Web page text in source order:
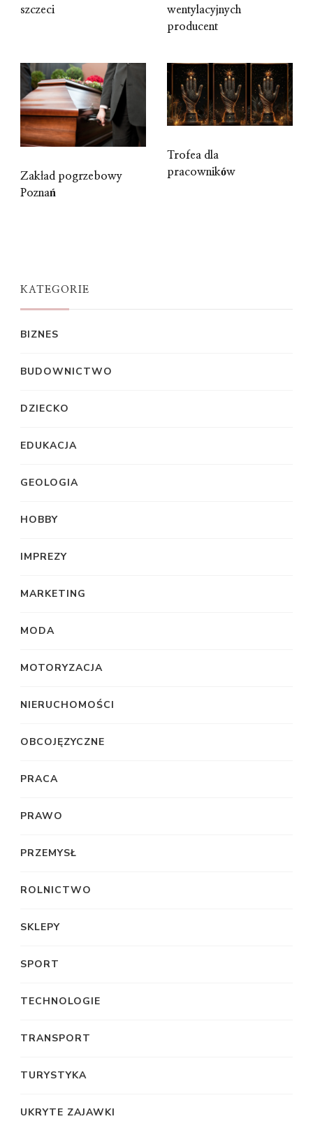
szczeci
wentylacyjnych
producent
Zakład pogrzebowy
Poznań
Trofea dla
pracowników
KATEGORIE
BIZNES
BUDOWNICTWO
DZIECKO
EDUKACJA
GEOLOGIA
HOBBY
IMPREZY
MARKETING
MODA
MOTORYZACJA
NIERUCHOMOŚCI
OBCOJĘZYCZNE
PRACA
PRAWO
PRZEMYSŁ
ROLNICTWO
SKLEPY
SPORT
TECHNOLOGIE
TRANSPORT
TURYSTYKA
UKRYTE ZAJAWKI